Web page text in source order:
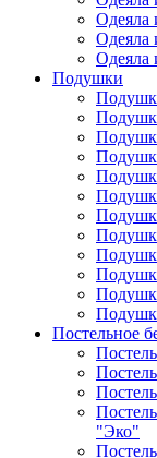
Одеяла
Одеяла
Одеяла
Подушки
Постельное
"Эко"